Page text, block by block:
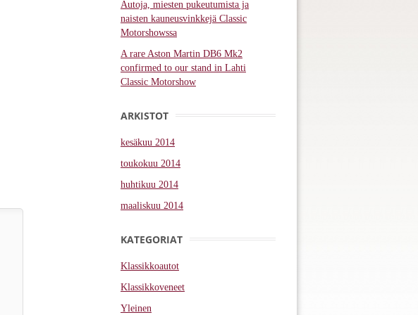
Autoja, miesten pukeutumista ja
naisten kauneusvinkkejä Classic
Motorshowssa
A rare Aston Martin DB6 Mk2
confirmed to our stand in Lahti
Classic Motorshow
ARKISTOT
kesäkuu 2014
toukokuu 2014
huhtikuu 2014
maaliskuu 2014
KATEGORIAT
Klassikkoautot
Klassikkoveneet
Yleinen